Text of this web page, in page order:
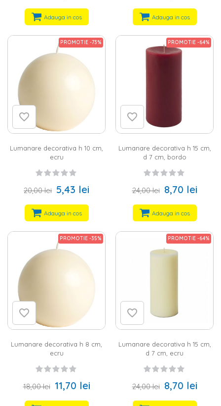
Adauga in cos Adauga in cos
PROMOTIE -73%
Lumanare decorativa h 10 cm,
ecru
20,00 lei 5,43 lei
Adauga in cos
PROMOTIE -64%
Lumanare decorativa h 15 cm,
d 7 cm, bordo
24,00 lei 8,70 lei
Adauga in cos
PROMOTIE -35%
Lumanare decorativa h 8 cm,
ecru
18,00 lei 11,70 lei
PROMOTIE -64%
Lumanare decorativa h 15 cm,
d 7 cm, ecru
24,00 lei 8,70 lei